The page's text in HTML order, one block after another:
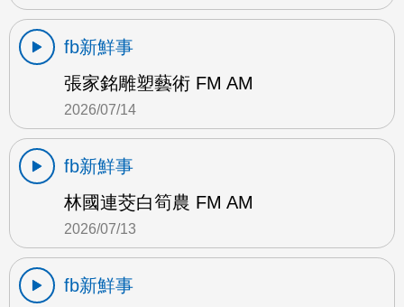
fb新鮮事
張家銘雕塑藝術 FM AM
2026/07/14
fb新鮮事
林國連茭白筍農 FM AM
2026/07/13
fb新鮮事